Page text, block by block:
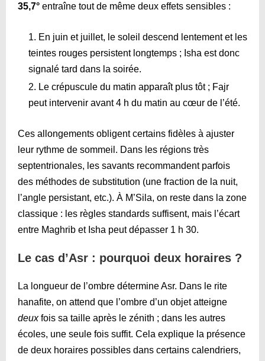
35,7° entraîne tout de même deux effets sensibles :
En juin et juillet, le soleil descend lentement et les
teintes rouges persistent longtemps ; Isha est donc
signalé tard dans la soirée.
Le crépuscule du matin apparaît plus tôt ; Fajr
peut intervenir avant 4 h du matin au cœur de l’été.
Ces allongements obligent certains fidèles à ajuster
leur rythme de sommeil. Dans les régions très
septentrionales, les savants recommandent parfois
des méthodes de substitution (une fraction de la nuit,
l’angle persistant, etc.). À M’Sila, on reste dans la zone
classique : les règles standards suffisent, mais l’écart
entre Maghrib et Isha peut dépasser 1 h 30.
Le cas d’Asr : pourquoi deux horaires ?
La longueur de l’ombre détermine Asr. Dans le rite
hanafite, on attend que l’ombre d’un objet atteigne
deuxfois sa taille après le zénith ; dans les autres
écoles, une seule fois suffit. Cela explique la présence
de deux horaires possibles dans certains calendriers,